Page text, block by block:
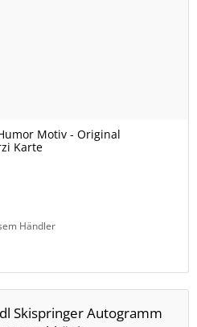
Motiv - Original
Karte
Händler